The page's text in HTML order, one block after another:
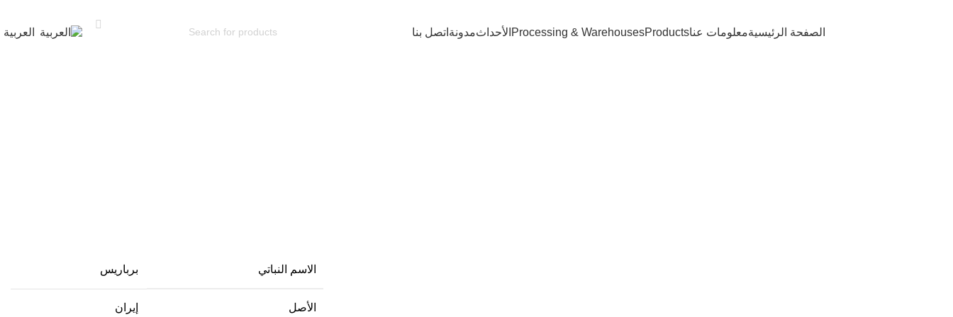
الصفحة الرئيسيةمعلومات عناProducts
Processing & Warehouses الأحداثمدونة اتصل بنا العربية
الاسم النباتي برباريس
الأصل إيران